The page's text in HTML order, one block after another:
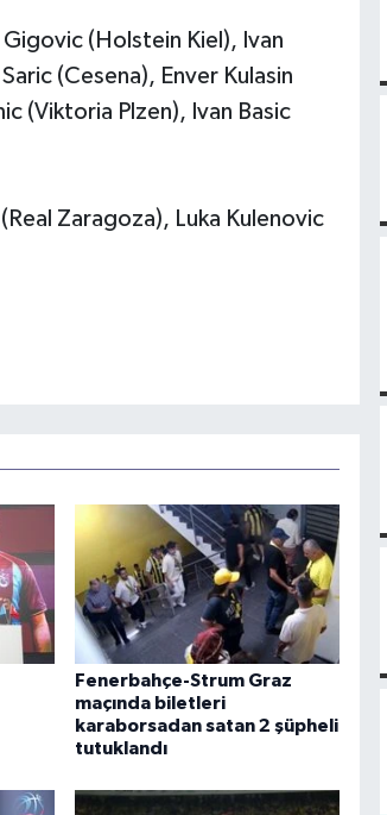
(Holstein Kiel), Ivan
(Cesena), Enver Kulasin
(Viktoria Plzen), Ivan Basic
Zaragoza), Luka Kulenovic
Fenerbahçe-Strum Graz
maçında biletleri
karaborsadan satan 2 şüpheli
tutuklandı